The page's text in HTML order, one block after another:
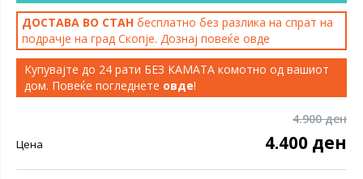
ДОСТАВА ВО СТАН бесплатно без разлика на спрат на
подрачје на град Скопје. Дознај повеќе овде
Купувајте до 24 рати БЕЗ КАМАТА комотно од вашиот
дом. Повеќе погледнете овде!
4.900 ден
Цена 4.400 ден